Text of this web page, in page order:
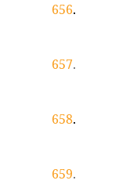
656.
657.
658.
659.